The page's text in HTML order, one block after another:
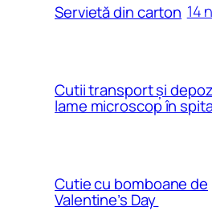
Servietă din carton 14
Cutii transport și
lame microscop în
Cutie cu bomboane de
Valentine’s Day